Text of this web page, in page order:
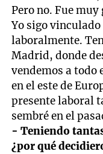
Pero no. Fue muy
Yo sigo
laboralmente.
Madrid, donde
vendemos a
en el este de
presente laboral
sembré en el
- Teniendo
¿por qué